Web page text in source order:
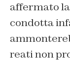
affermato
condotta
reati non